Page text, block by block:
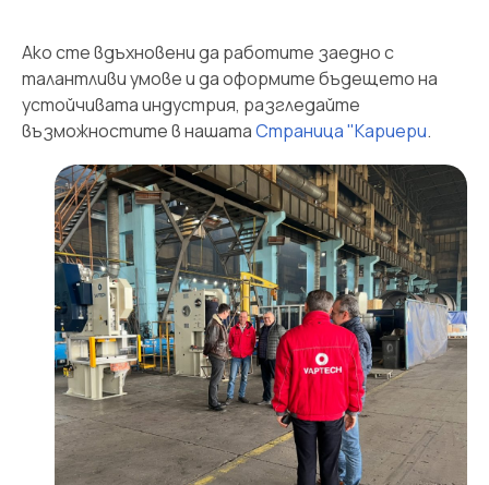
Ако сте вдъхновени да работите заедно с
талантливи умове и да оформите бъдещето на
устойчивата индустрия, разгледайте
възможностите в нашатаСтраница "Кариери.